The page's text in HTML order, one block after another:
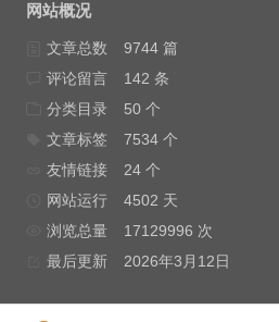
网站概况
文章总数
9744 篇
评论留言
142 条
分类目录
50 个
文章标签
7534 个
友情链接
24 个
网站运行
4502 天
浏览总量
17129996 次
最后更新
2026年3月12日